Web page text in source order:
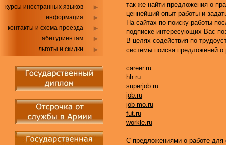
курсы иностранных языков
информация
контакты и схема проезда
абитуриентам
льготы и скидки
так же найти предложения о
ценнейший опыт работы и
На сайтах по поиску работы
подписке интересующих Вас
В целях содействия по
системы поиска предложений о
career.ru
hh.ru
superjob.ru
job.ru
job-mo.ru
fut.ru
workle.ru
С предложениями о работе для